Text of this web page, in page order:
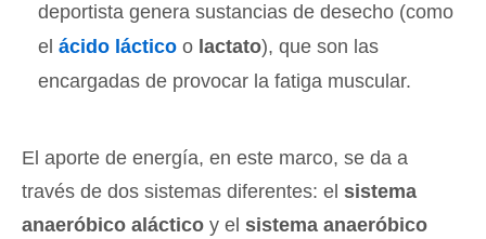
deportista genera sustancias de desecho (como
elácido láctico o lactato), que son las
encargadas de provocar la fatiga muscular.
El aporte de energía, en este marco, se da a
través de dos sistemas diferentes: el sistema
anaeróbico aláctico y el sistema anaeróbico